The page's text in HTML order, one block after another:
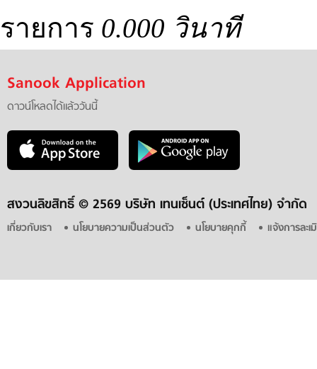
รายการ 0.000 วินาที
Sanook Application
ดาวน์โหลดได้แล้ววันนี้
สงวนลิขสิทธิ์ © 2569 บริษัท เทนเซ็นต์ (ประเทศไทย) จำกัด
เกี่ยวกับเรา นโยบายความเป็นส่วนตัว นโยบายคุกกี้ แจ้งการละ